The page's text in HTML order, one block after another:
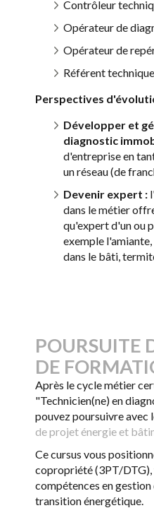
Contrôleur
Opérateur de
Opérateur de
Référent
Perspectives
Développer et
diagnostic
d'entreprise en
un réseau (de
Devenir expert :
dans le métier
qu'expert d'un ou
exemple
dans le bâti,
POURSUITE
DE
Après le cycle métier
"Technicien(ne) en
pouvez poursuivre avec
de projet énergie et
Ce cursus vous
copropriété (3PT/
compétences en
transition énergétique.